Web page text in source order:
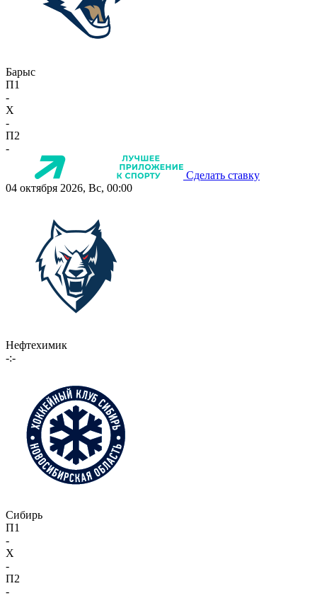
Барыс
П1
-
X
-
П2
-
Сделать ставку
04 октября 2026, Вс, 00:00
Нефтехимик
-:-
Сибирь
П1
-
X
-
П2
-